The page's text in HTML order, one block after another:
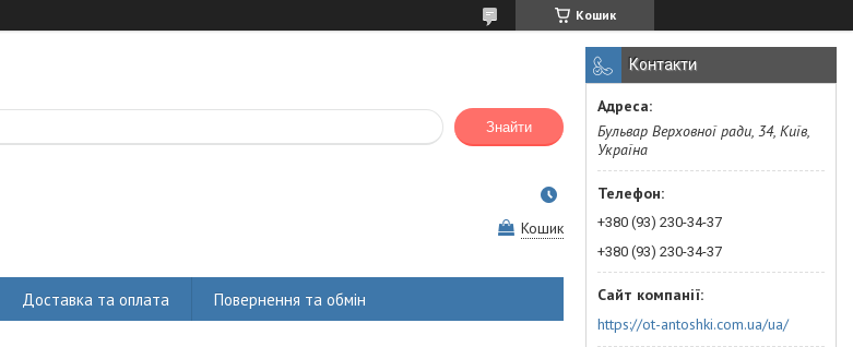
Кошик
Знайти
Кошик
Доставка та оплата Повернення та обмін
Контакти
Бульвар Верховної ради, 34, Київ,
Україна
+380 (93) 230-34-37
+380 (93) 230-34-37
https://ot-antoshki.com.ua/ua/